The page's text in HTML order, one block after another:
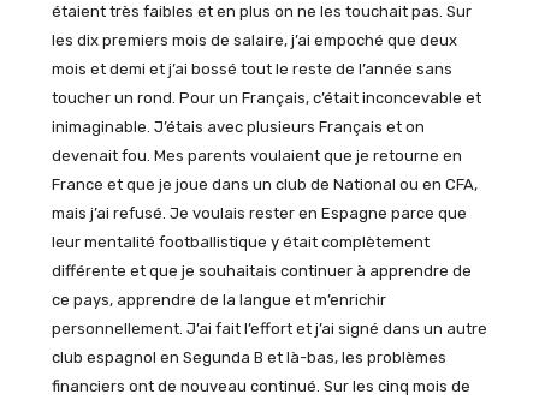
étaient très faibles et en plus on ne les touchait pas. Sur
les dix premiers mois de salaire, j’ai empoché que deux
mois et demi et j’ai bossé tout le reste de l’année sans
toucher un rond. Pour un Français, c’était inconcevable et
inimaginable. J’étais avec plusieurs Français et on
devenait fou. Mes parents voulaient que je retourne en
France et que je joue dans un club de National ou en CFA,
mais j’ai refusé. Je voulais rester en Espagne parce que
leur mentalité footballistique y était complètement
différente et que je souhaitais continuer à apprendre de
ce pays, apprendre de la langue et m’enrichir
personnellement. J’ai fait l’effort et j’ai signé dans un autre
club espagnol en Segunda B et là-bas, les problèmes
financiers ont de nouveau continué. Sur les cinq mois de